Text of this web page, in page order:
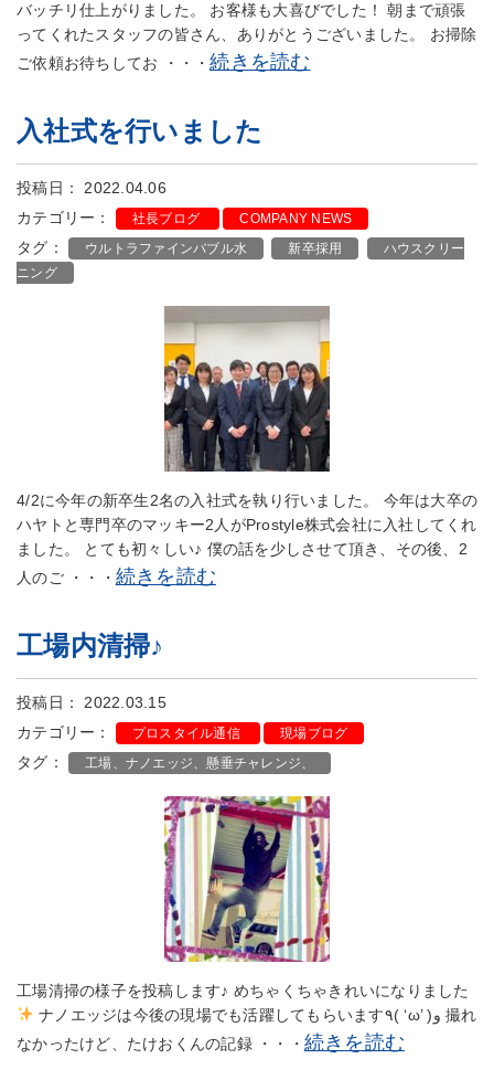
バッチリ仕上がりました。 お客様も大喜びでした！ 朝まで頑張
ってくれたスタッフの皆さん、ありがとうございました。 お掃除
ご依頼お待ちしてお ・・・続きを読む
入社式を行いました
投稿日： 2022.04.06
カテゴリー：
社長ブログ COMPANY NEWS
タグ： ウルトラファインバブル水 新卒採用
ハウスクリー
ニング
4/2に今年の新卒生2名の入社式を執り行いました。 今年は大卒の
ハヤトと専門卒のマッキー2人がProstyle株式会社に入社してくれ
ました。 とても初々しい♪ 僕の話を少しさせて頂き、その後、2
人のご ・・・ 続きを読む
工場内清掃♪
投稿日： 2022.03.15
カテゴリー：
プロスタイル通信 現場ブログ
タグ： 工場、ナノエッジ、懸垂チャレンジ、
工場清掃の様子を投稿します♪ めちゃくちゃきれいになりました
ナノエッジは今後の現場でも活躍してもらいます٩( ‘ω’ )و 撮れ
なかったけど、たけおくんの記録 ・・・ 続きを読む